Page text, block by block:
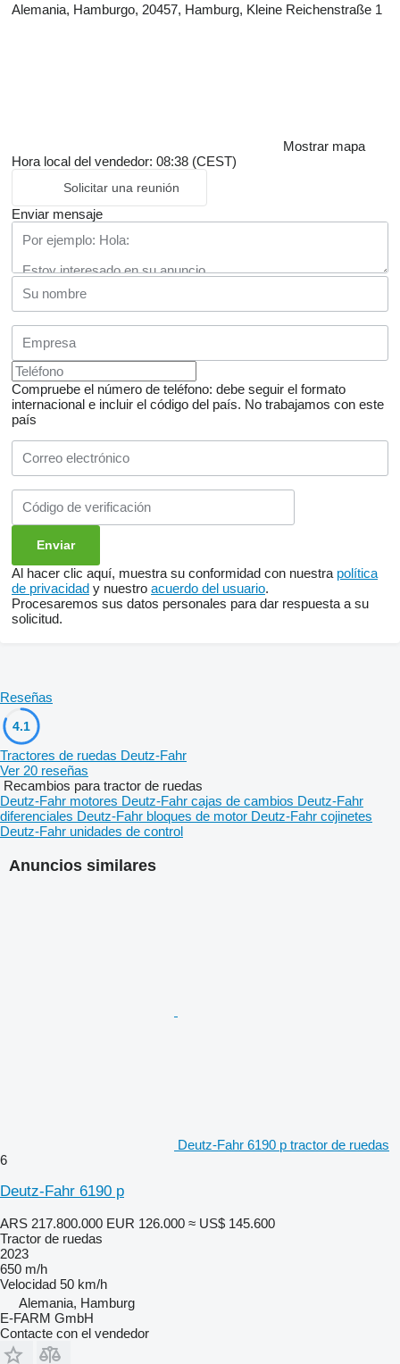
Alemania, Hamburgo, 20457, Hamburg, Kleine Reichenstraße 1
Mostrar mapa
Hora local del vendedor: 08:38 (CEST)
Solicitar una reunión
Enviar mensaje
Compruebe el número de teléfono: debe seguir el formato
internacional e incluir el código del país. No trabajamos con este
país
Al hacer clic aquí, muestra su conformidad con nuestra política
de privacidad y nuestro acuerdo del usuario.
Procesaremos sus datos personales para dar respuesta a su
solicitud.
Anuncios similares
Deutz-Fahr 6190 p tractor de ruedas
6
Deutz-Fahr 6190 p
ARS 217.800.000 EUR 126.000 ≈ US$ 145.600
Tractor de ruedas
2023
650 m/h
Velocidad 50 km/h
Alemania, Hamburg
E-FARM GmbH
Contacte con el vendedor
Reseñas
4.1
Tractores de ruedas Deutz-Fahr
Ver 20 reseñas
Recambios para tractor de ruedas
Deutz-Fahr motores Deutz-Fahr cajas de cambios Deutz-Fahr
diferenciales Deutz-Fahr bloques de motor Deutz-Fahr cojinetes
Deutz-Fahr unidades de control